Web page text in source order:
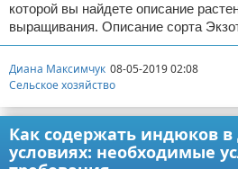
которой вы найдете описание
выращивания. Описание сорта
Диана Максимчук 08-05-2019 02:08
Сельское хозяйство
Как содержать индюков
условиях: необходимые